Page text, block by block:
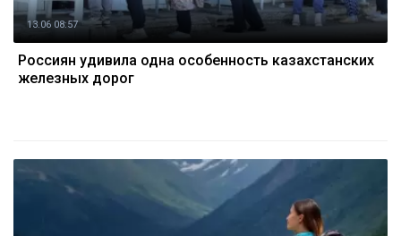
13.06 08:57
Россиян удивила одна особенность казахстанских
железных дорог